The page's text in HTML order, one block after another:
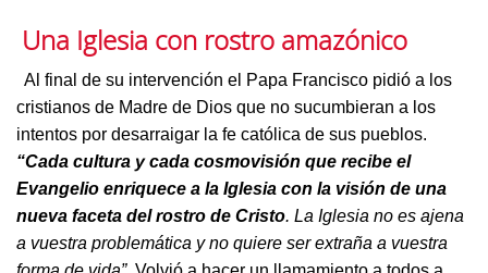
Una Iglesia con rostro amazónico
Al final de su intervención el Papa Francisco pidió a los
cristianos de Madre de Dios que no sucumbieran a los
intentos por desarraigar la fe católica de sus pueblos.
“Cada cultura y cada cosmovisión que recibe el
Evangelio enriquece a la Iglesia con la visión de una
nueva faceta del rostro de Cristo. La Iglesia no es ajena
a vuestra problemática y no quiere ser extraña a vuestra